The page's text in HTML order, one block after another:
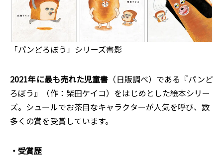
「パンどろぼう」シリーズ書影
2021年に最も売れた児童書 （日販調べ）である『パンど
ろぼう』（作：柴田ケイコ）をはじめとした絵本シリー
ズ。シュールでお茶目なキャラクターが人気を呼び、数
多くの賞を受賞しています。
・受賞歴